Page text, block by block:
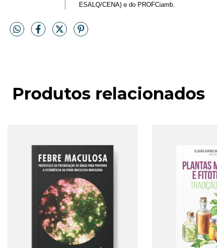
ESALQ/CENA) e do PROFCiamb.
Produtos relacionados